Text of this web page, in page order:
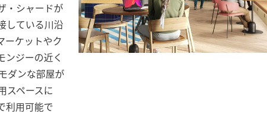
・シャードが
している川沿
ーケットやク
ンジーの近く
ダンな部屋が
スペースに
利用可能で